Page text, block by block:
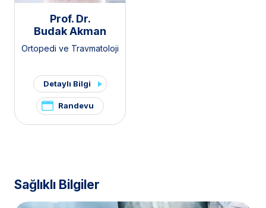
Prof. Dr.
Budak Akman
Ortopedi ve Travmatoloji
Detaylı Bilgi
Randevu
Sağlıklı Bilgiler